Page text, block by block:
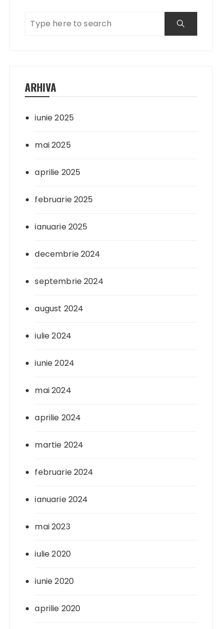
ARHIVA
iunie 2025
mai 2025
aprilie 2025
februarie 2025
ianuarie 2025
decembrie 2024
septembrie 2024
august 2024
iulie 2024
iunie 2024
mai 2024
aprilie 2024
martie 2024
februarie 2024
ianuarie 2024
mai 2023
iulie 2020
iunie 2020
aprilie 2020